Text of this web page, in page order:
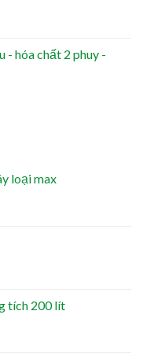
- hóa chất 2 phuy -
loại max
tích 200 lít